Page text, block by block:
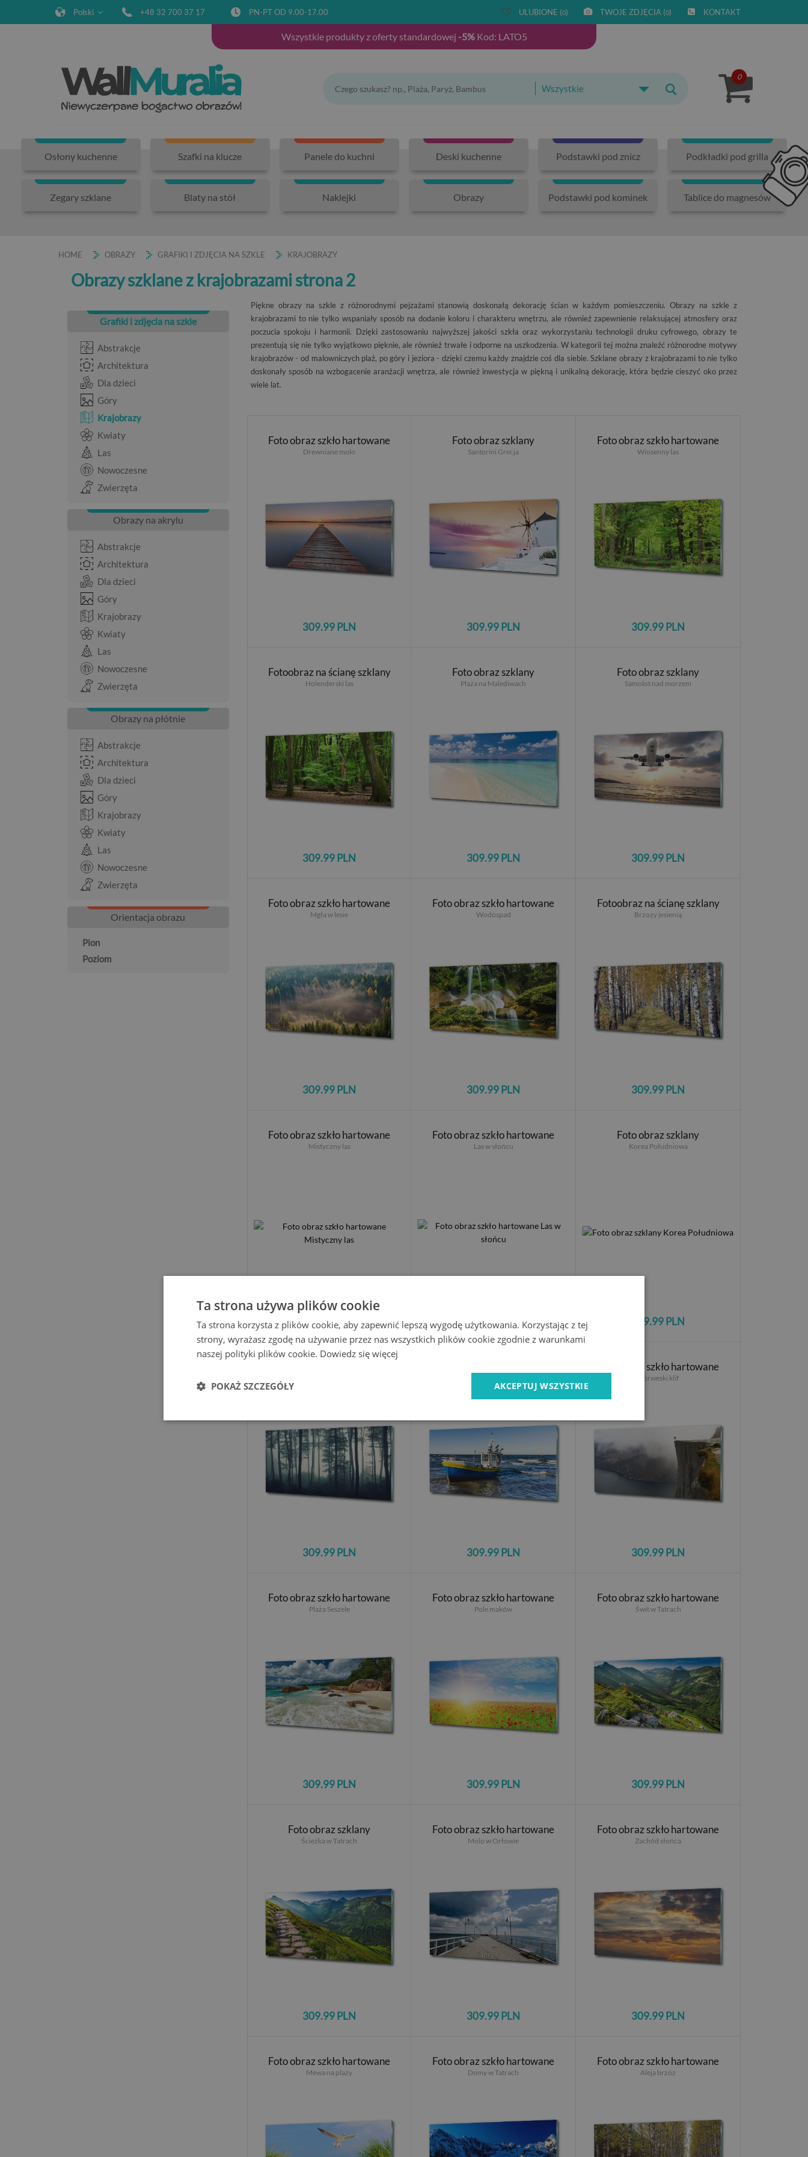
Polski +48 32 700 37 17 PN-PT OD 9.00-17.00 ULUBIONE (0) TWOJE ZDJĘCIA (0) KONTAKT
Wszystkie produkty z oferty standardowej -5%Kod: LATO5
Wszystkie
0
Osłony kuchenne Szafki na klucze Panele do kuchni Deski kuchenne Podstawki pod znicz Podkładki pod grilla
Zegary szklane Blaty na stół Naklejki Obrazy Podstawki pod kominek Tablice do magnesów
HOME OBRAZY GRAFIKI I ZDJĘCIA NA SZKLE KRAJOBRAZY
Obrazy szklane z krajobrazami strona 2
Grafiki i zdjęcia na szkle
Abstrakcje
Architektura
Dla dzieci
Góry
Krajobrazy
Kwiaty
Las
Nowoczesne
Zwierzęta
Obrazy na akrylu
Abstrakcje
Architektura
Dla dzieci
Góry
Krajobrazy
Kwiaty
Las
Nowoczesne
Zwierzęta
Obrazy na płótnie
Abstrakcje
Architektura
Dla dzieci
Góry
Krajobrazy
Kwiaty
Las
Nowoczesne
Zwierzęta
Orientacja obrazu
Pion
Poziom
Piękne obrazy na szkle z różnorodnymi pejzażami stanowią doskonałą dekorację ścian w każdym pomieszczeniu. Obrazy na szkle z
krajobrazami to nie tylko wspaniały sposób na dodanie koloru i charakteru wnętrzu, ale również zapewnienie relaksującej atmosfery oraz
poczucia spokoju i harmonii. Dzięki zastosowaniu najwyższej jakości szkła oraz wykorzystaniu technologii druku cyfrowego, obrazy te
prezentują się nie tylko wyjątkowo pięknie, ale również trwałe i odporne na uszkodzenia. W kategorii tej można znaleźć różnorodne motywy
krajobrazów - od malowniczych plaż, po góry i jeziora - dzięki czemu każdy znajdzie coś dla siebie. Szklane obrazy z krajobrazami to nie tylko
doskonały sposób na wzbogacenie aranżacji wnętrza, ale również inwestycja w piękną i unikalną dekorację, która będzie cieszyć oko przez
wiele lat.
Foto obraz szkło hartowane
Drewniane molo
309.99 PLN
Foto obraz szklany
Santorini Grecja
309.99 PLN
Foto obraz szkło hartowane
Wiosenny las
309.99 PLN
Fotoobraz na ścianę szklany
Holenderski las
309.99 PLN
Foto obraz szklany
Plaża na Malediwach
309.99 PLN
Foto obraz szklany
Samolot nad morzem
309.99 PLN
Foto obraz szkło hartowane
Mgła w lesie
309.99 PLN
Foto obraz szkło hartowane
Wodospad
309.99 PLN
Fotoobraz na ścianę szklany
Brzozy jesienią
309.99 PLN
Foto obraz szkło hartowane
Mistyczny las
309.99 PLN
Foto obraz szkło hartowane
Las w słońcu
309.99 PLN
Foto obraz szklany
Korea Południowa
309.99 PLN
309.99 PLN 309.99 PLN
Foto obraz szkło hartowane
Norweski klif
309.99 PLN
Foto obraz szkło hartowane
Plaża Seszele
309.99 PLN
Foto obraz szkło hartowane
Pole maków
309.99 PLN
Foto obraz szkło hartowane
Świt w Tatrach
309.99 PLN
Foto obraz szklany
Ścieżka w Tatrach
309.99 PLN
Foto obraz szkło hartowane
Molo w Orłowie
309.99 PLN
Foto obraz szkło hartowane
Zachód słońca
309.99 PLN
Foto obraz szkło hartowane
Mewa na plaży
Foto obraz szkło hartowane
Domy w Tatrach
Foto obraz szkło hartowane
Aleja brzóz
Ta strona używa plików cookie
Ta strona korzysta z plików cookie, aby zapewnić lepszą wygodę użytkowania. Korzystając z tej
strony, wyrażasz zgodę na używanie przez nas wszystkich plików cookie zgodnie z warunkami
naszej polityki plików cookie. Dowiedz się więcej
AKCEPTUJ WSZYSTKIE
POKAŻ SZCZEGÓŁY